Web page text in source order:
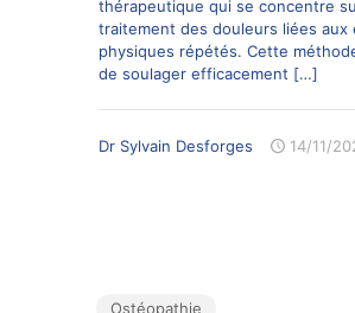
thérapeutique qui se concentre
traitement des douleurs liées aux
physiques répétés. Cette
de soulager efficacement […]
Dr Sylvain Desforges 14/11/
Ostéopathie